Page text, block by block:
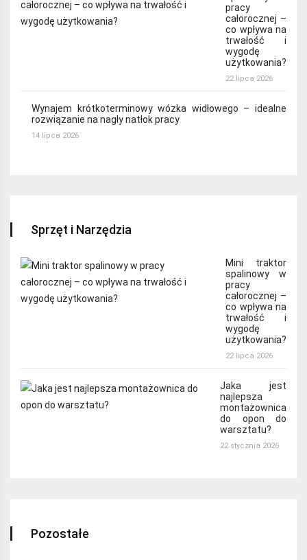
pracy
całorocznej –
co wpływa na
trwałość i
wygodę
użytkowania?
22 lipca 2026
Wynajem krótkoterminowy wózka widłowego – idealne
rozwiązanie na nagły natłok pracy
14 lipca 2026
Sprzęt i Narzędzia
Mini traktor
spalinowy w
pracy
całorocznej –
co wpływa na
trwałość i
wygodę
użytkowania?
22 lipca 2026
Jaka jest
najlepsza
montażownica
do opon do
warsztatu?
22 stycznia 2026
Pozostałe